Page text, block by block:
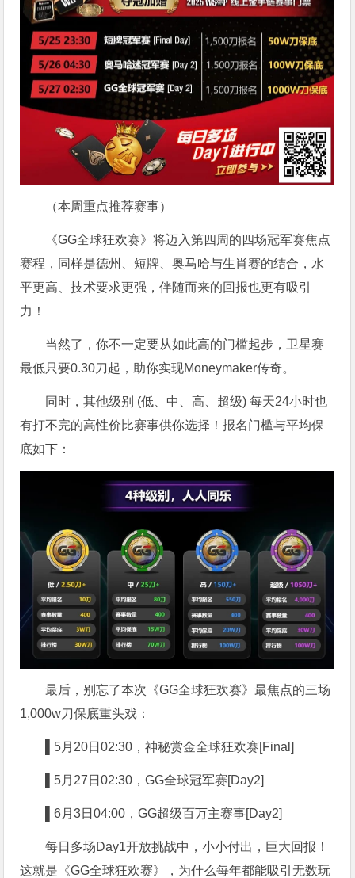
（本周重点推荐赛事）
《GG全球狂欢赛》将迈入第四周的四场冠军赛焦点
赛程，同样是德州、短牌、奥马哈与生肖赛的结合，水
平更高、技术要求更强，伴随而来的回报也更有吸引
力！
当然了，你不一定要从如此高的门槛起步，卫星赛
最低只要0.30刀起，助你实现Moneymaker传奇。
同时，其他级别 (低、中、高、超级) 每天24小时也
有打不完的高性价比赛事供你选择！报名门槛与平均保
底如下：
最后，别忘了本次《GG全球狂欢赛》最焦点的三场
1,000w刀保底重头戏：
▌5月20日02:30，神秘赏金全球狂欢赛[Final]
▌5月27日02:30，GG全球冠军赛[Day2]
▌6月3日04:00，GG超级百万主赛事[Day2]
每日多场Day1开放挑战中，小小付出，巨大回报！
这就是《GG全球狂欢赛》，为什么每年都能吸引无数玩